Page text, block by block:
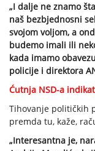
„I dalje ne znamo
naš bezbjednosni
svojom voljom, a
budemo imali ili
kada imamo
policije i direktora
Ćutnja NSD-a
Tihovanje političkih
premda tu, kaže,
„Interesantna je,